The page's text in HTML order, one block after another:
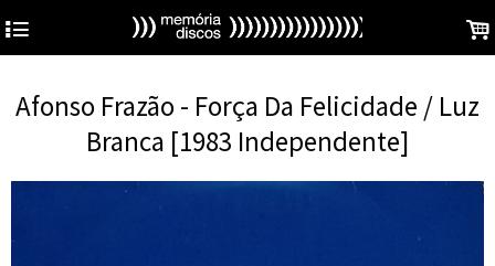
4 .
Afonso Frazão - Força Da Felicidade / Luz
Branca [1983 Independente]